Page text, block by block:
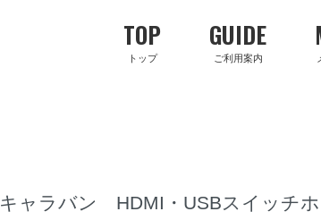
TOP
トップ
GUIDE
ご利用案内
キャラバン HDMI・USBスイッチ